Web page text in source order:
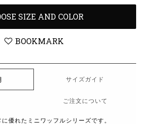
SIZE AND COLOR
BOOKMARK
サイズガイド
ご注文について
優れたミニワッフルシリーズです。